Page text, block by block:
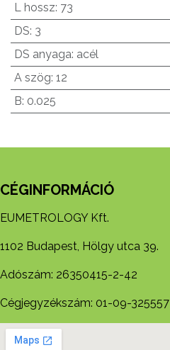
L hossz: 73
DS: 3
DS anyaga: acél
A szög: 12
B: 0.025
CÉGINFORMÁCIÓ
EUMETROLOGY Kft.
1102 Budapest, Hölgy utca 39.
Adószám: 26350415-2-42
Cégjegyzékszám: 01-09-325557